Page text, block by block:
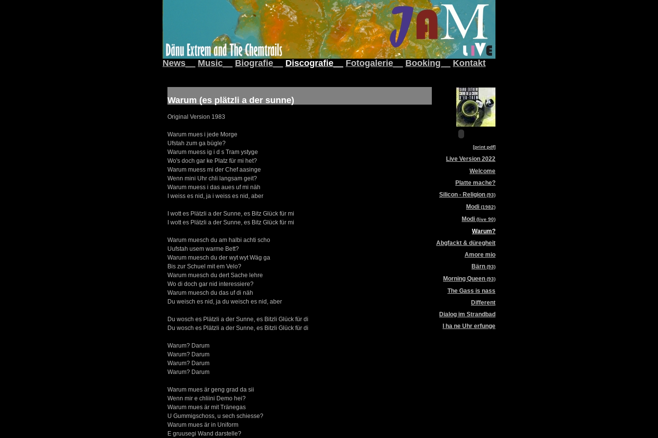
News__ Music__ Biografie__ Discografie__ Fotogalerie__ Booking__ Kontakt
[print pdf]
Live Version 2022
Welcome
Platte mache?
Silicon - Religion (93)
Modi (1982)
Modi (live 90)
Warum?
Abgfackt & düregheit
Amore mio
Bärn (93)
Morning Queen (93)
The Gass is nass
Different
Dialog im Strandbad
I ha ne Uhr erfunge
Warum (es plätzli a der sunne)
Original Version 1983
Warum mues i jede Morge
Ufstah zum ga bügle?
Warum muess ig i d s Tram ystyge
Wo's doch gar ke Platz für mi het?
Warum muess mi der Chef aasinge
Wenn mini Uhr chli langsam geit?
Warum muess i das aues uf mi näh
I weiss es nid, ja i weiss es nid, aber
I wott es Plätzli a der Sunne, es Bitz Glück für mi
I wott es Plätzli a der Sunne, es Bitz Glück für mi
Warum muesch du am halbi achti scho
Uufstah usem warme Bett?
Warum muesch du der wyt wyt Wäg ga
Bis zur Schuel mit em Velo?
Warum muesch du dert Sache lehre
Wo di doch gar nid interessiere?
Warum muesch du das uf di näh
Du weisch es nid, ja du weisch es nid, aber
Du wosch es Plätzli a der Sunne, es Bitzli Glück für di
Du wosch es Plätzli a der Sunne, es Bitzli Glück für di
Warum? Darum
Warum? Darum
Warum? Darum
Warum? Darum
Warum mues är geng grad da sii
Wenn mir e chliini Demo hei?
Warum mues är mit Tränegas
U Gummigschoss, u sech schiesse?
Warum mues är in Uniform
E gruusegi Wand darstelle?